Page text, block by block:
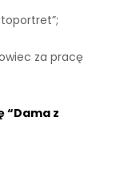
za pracę
“Dama z